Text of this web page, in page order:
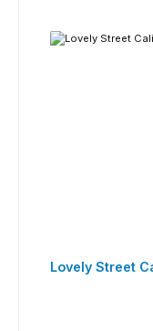
Lovely Street